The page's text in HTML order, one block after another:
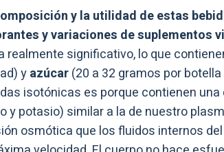
y la utilidad de estas
y variaciones de suplementos
realmente significativo, lo que
yazúcar(20 a 32 gramos por
isotónicas es porque contienen
y potasio) similar a la de nuestro
osmótica que los fluidos internos